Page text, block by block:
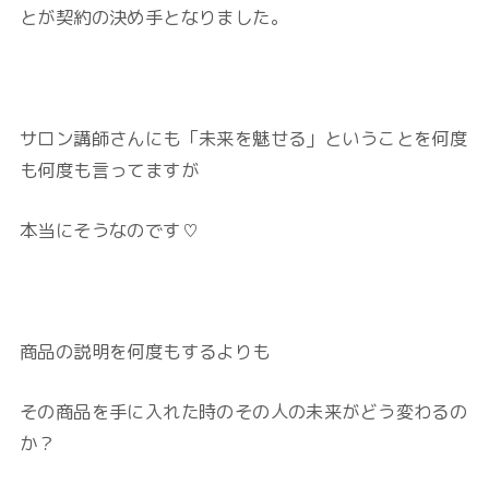
とが契約の決め手となりました。
サロン講師さんにも「未来を魅せる」ということを何度
も何度も言ってますが
本当にそうなのです♡
商品の説明を何度もするよりも
その商品を手に入れた時のその人の未来がどう変わるの
か？